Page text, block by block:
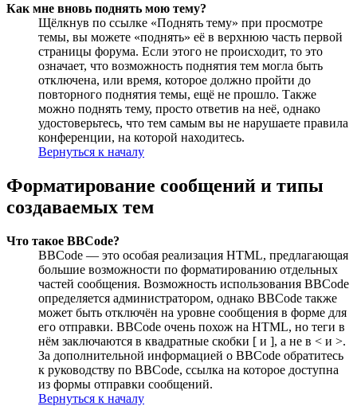
Как мне вновь поднять мою тему?
Щёлкнув по ссылке «Поднять тему» при просмотре
темы, вы можете «поднять» её в верхнюю часть первой
страницы форума. Если этого не происходит, то это
означает, что возможность поднятия тем могла быть
отключена, или время, которое должно пройти до
повторного поднятия темы, ещё не прошло. Также
можно поднять тему, просто ответив на неё, однако
удостоверьтесь, что тем самым вы не нарушаете правила
конференции, на которой находитесь.
Вернуться к началу
Форматирование сообщений и типы
создаваемых тем
Что такое BBCode?
BBCode — это особая реализация HTML, предлагающая
большие возможности по форматированию отдельных
частей сообщения. Возможность использования BBCode
определяется администратором, однако BBCode также
может быть отключён на уровне сообщения в форме для
его отправки. BBCode очень похож на HTML, но теги в
нём заключаются в квадратные скобки [ и ], а не в < и >.
За дополнительной информацией о BBCode обратитесь
к руководству по BBCode, ссылка на которое доступна
из формы отправки сообщений.
Вернуться к началу